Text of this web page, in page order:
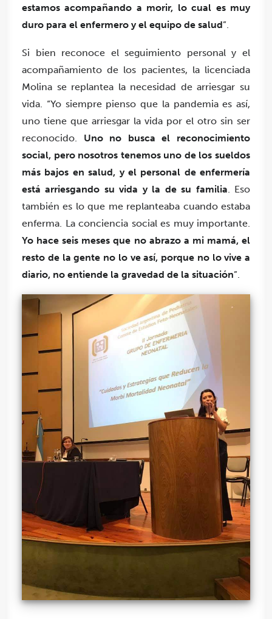
estamos acompañando a morir, lo cual es muy
duro para el enfermero y el equipo de salud”.
Si bien reconoce el seguimiento personal y el
acompañamiento de los pacientes, la licenciada
Molina se replantea la necesidad de arriesgar su
vida. “Yo siempre pienso que la pandemia es así,
uno tiene que arriesgar la vida por el otro sin ser
reconocido. Uno no busca el reconocimiento
social, pero nosotros tenemos uno de los sueldos
más bajos en salud, y el personal de enfermería
está arriesgando su vida y la de su familia. Eso
también es lo que me replanteaba cuando estaba
enferma. La conciencia social es muy importante.
Yo hace seis meses que no abrazo a mi mamá, el
resto de la gente no lo ve así, porque no lo vive a
diario, no entiende la gravedad de la situación”.